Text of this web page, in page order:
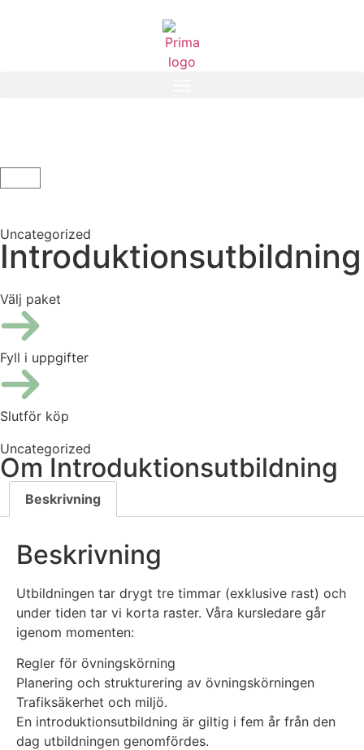
Uncategorized
Introduktionsutbildning
Välj paket
Fyll i uppgifter
Slutför köp
Uncategorized
Om Introduktionsutbildning
Beskrivning
Beskrivning
Utbildningen tar drygt tre timmar (exklusive rast) och
under tiden tar vi korta raster. Våra kursledare går
igenom momenten:
Regler för övningskörning
Planering och strukturering av övningskörningen
Trafiksäkerhet och miljö.
En introduktionsutbildning är giltig i fem år från den
dag utbildningen genomfördes.